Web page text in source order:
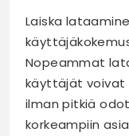
Laiska
Nopeammat
käyttäjät voivat
ilman pitkiä
korkeampiin